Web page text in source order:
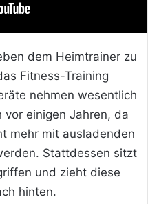
dem Heimtrainer zu
Fitness-Training
nehmen wesentlich
einigen Jahren, da
mehr mit ausladenden
Stattdessen sitzt
und zieht diese
hinten.